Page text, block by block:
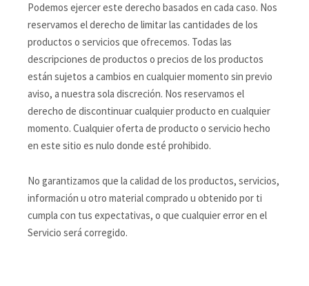
Podemos ejercer este derecho basados en cada caso. Nos
reservamos el derecho de limitar las cantidades de los
productos o servicios que ofrecemos. Todas las
descripciones de productos o precios de los productos
están sujetos a cambios en cualquier momento sin previo
aviso, a nuestra sola discreción. Nos reservamos el
derecho de discontinuar cualquier producto en cualquier
momento. Cualquier oferta de producto o servicio hecho
en este sitio es nulo donde esté prohibido.
No garantizamos que la calidad de los productos, servicios,
información u otro material comprado u obtenido por ti
cumpla con tus expectativas, o que cualquier error en el
Servicio será corregido.